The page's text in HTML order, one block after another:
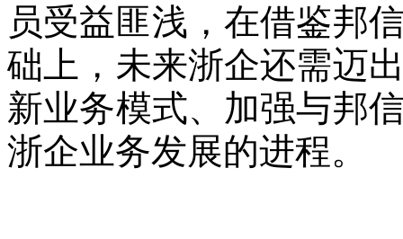
员受益匪浅，在借鉴邦
础上，未来浙企还需迈
新业务模式、加强与邦
浙企业务发展的进程。